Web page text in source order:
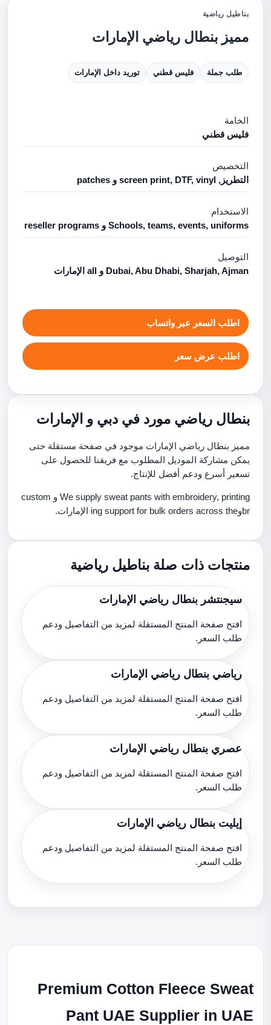
بناطيل رياضية
مميز بنطال رياضي الإمارات
طلب جملة فليس قطني توريد داخل الإمارات
الخامة
فليس قطني
التخصيص
التطريز, screen print, DTF, vinyl و patches
الاستخدام
Schools, teams, events, uniforms و reseller programs
التوصيل
Dubai, Abu Dhabi, Sharjah, Ajman و all الإمارات
اطلب السعر عبر واتساب
اطلب عرض سعر
بنطال رياضي مورد في دبي و الإمارات
مميز بنطال رياضي الإمارات موجود في صفحة مستقلة حتى
يمكن مشاركة الموديل المطلوب مع فريقنا للحصول على
تسعير أسرع ودعم أفضل للإنتاج.
We supply sweat pants with embroidery, printing و custom
brوing support for bulk orders across the الإمارات.
منتجات ذات صلة بناطيل رياضية
سيجنتشر بنطال رياضي الإمارات
افتح صفحة المنتج المستقلة لمزيد من التفاصيل ودعم
طلب السعر.
رياضي بنطال رياضي الإمارات
افتح صفحة المنتج المستقلة لمزيد من التفاصيل ودعم
طلب السعر.
عصري بنطال رياضي الإمارات
افتح صفحة المنتج المستقلة لمزيد من التفاصيل ودعم
طلب السعر.
إيليت بنطال رياضي الإمارات
افتح صفحة المنتج المستقلة لمزيد من التفاصيل ودعم
طلب السعر.
Premium Cotton Fleece Sweat
Pant UAE Supplier in UAE